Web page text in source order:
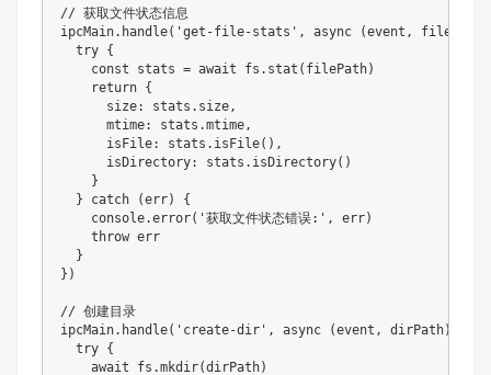
// 获取文件状态信息
ipcMain.handle('get-file-stats', async (event,
  try {
    const stats = await fs.stat(filePath)
    return {
      size: stats.size,
      mtime: stats.mtime,
      isFile: stats.isFile(),
      isDirectory: stats.isDirectory()
    }
  } catch (err) {
    console.error('获取文件状态错误:', err)
    throw err
  }
})
// 创建目录
ipcMain.handle('create-dir', async (event, dirPath) => {
  try {
    await fs.mkdir(dirPath)